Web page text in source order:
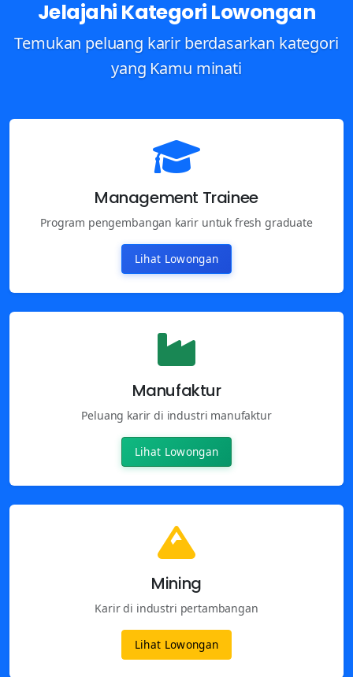
Jelajahi Kategori Lowongan
Temukan peluang karir berdasarkan kategori
yang Kamu minati
Management Trainee
Program pengembangan karir untuk fresh graduate
Lihat Lowongan
Manufaktur
Peluang karir di industri manufaktur
Lihat Lowongan
Mining
Karir di industri pertambangan
Lihat Lowongan